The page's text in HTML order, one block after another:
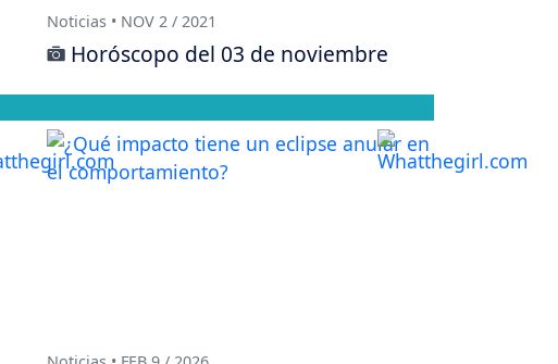
Noticias • NOV 2 / 2021
Horóscopo del 03 de noviembre